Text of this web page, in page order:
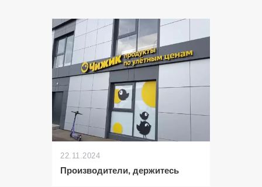
22.11.2024
Производители, держитесь